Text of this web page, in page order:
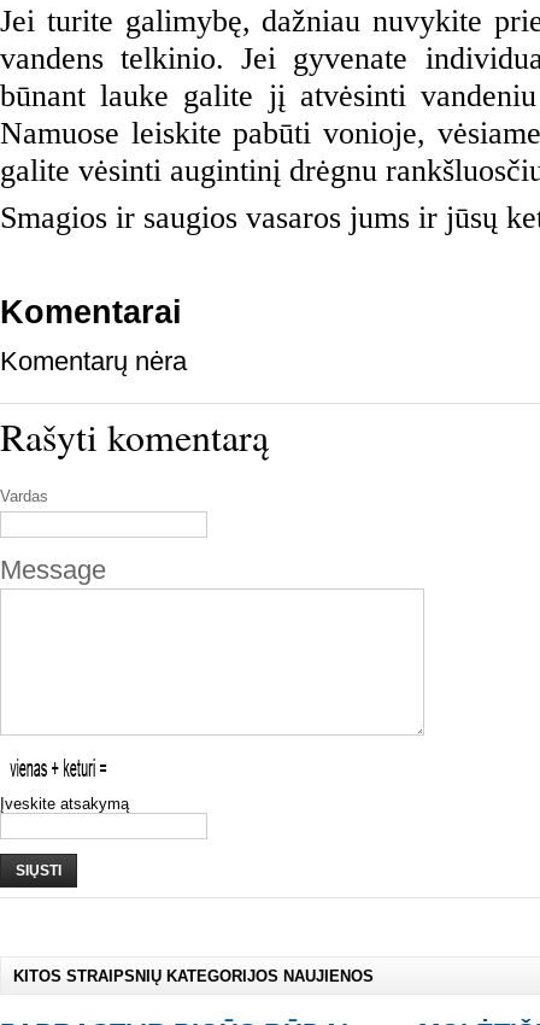
Jei turite galimybę, dažniau nuvykite
vandens telkinio. Jei gyvenate
būnant lauke galite jį atvėsinti
Namuose leiskite pabūti vonioje,
galite vėsinti augintinį drėgnu
Smagios ir saugios vasaros jums ir jūsų
Komentarai
Komentarų nėra
Rašyti komentarą
Vardas
Message
Įveskite atsakymą
SIŲSTI
KITOS STRAIPSNIŲ KATEGORIJOS NAUJIENOS